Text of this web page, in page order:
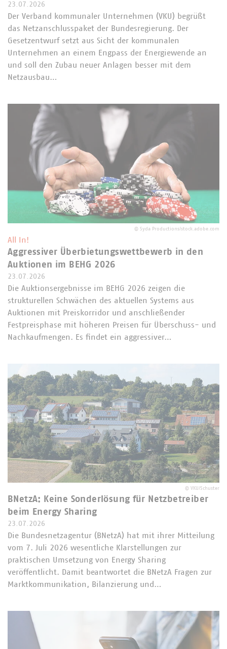
23.07.2026
Der Verband kommunaler Unternehmen (VKU) begrüßt
das Netzanschlusspaket der Bundesregierung. Der
Gesetzentwurf setzt aus Sicht der kommunalen
Unternehmen an einem Engpass der Energiewende an
und soll den Zubau neuer Anlagen besser mit dem
Netzausbau…
© Syda Productions/stock.adobe.com
All In!
Aggressiver Überbietungswettbewerb in den
Auktionen im BEHG 2026
23.07.2026
Die Auktionsergebnisse im BEHG 2026 zeigen die
strukturellen Schwächen des aktuellen Systems aus
Auktionen mit Preiskorridor und anschließender
Festpreisphase mit höheren Preisen für Überschuss- und
Nachkaufmengen. Es findet ein aggressiver…
© VKU/Schuster
BNetzA: Keine Sonderlösung für Netzbetreiber
beim Energy Sharing
23.07.2026
Die Bundesnetzagentur (BNetzA) hat mit ihrer Mitteilung
vom 7. Juli 2026 wesentliche Klarstellungen zur
praktischen Umsetzung von Energy Sharing
veröffentlicht. Damit beantwortet die BNetzA Fragen zur
Marktkommunikation, Bilanzierung und…